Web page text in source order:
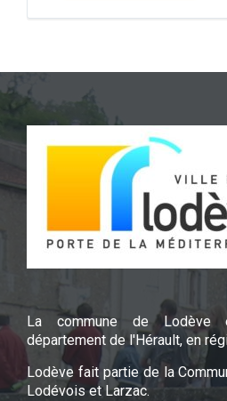
La commune de
département de l'Hérault, en
Lodève fait partie de la
Lodévois et Larzac.